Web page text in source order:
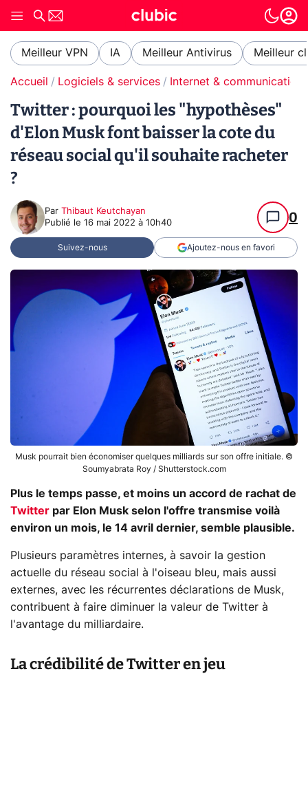
Meilleur VPN IA Meilleur Antivirus Meilleur
Accueil Logiciels & services Internet & communication
Twitter : pourquoi les "hypothèses"
d'Elon Musk font baisser la cote du
réseau social qu'il souhaite racheter
?
Par Thibaut Keutchayan
Publié le 16 mai 2022 à 10h40 0
Suivez-nous Ajoutez-nous en favori
Musk pourrait bien économiser quelques milliards sur son offre initiale. ©
Soumyabrata Roy / Shutterstock.com
Plus le temps passe, et moins un accord de rachat de
Twitter par Elon Musk selon l'offre transmise voilà
environ un mois, le 14 avril dernier, semble plausible.
Plusieurs paramètres internes, à savoir la gestion
actuelle du réseau social à l'oiseau bleu, mais aussi
externes, avec les récurrentes déclarations de Musk,
contribuent à faire diminuer la valeur de Twitter à
l'avantage du milliardaire.
La crédibilité de Twitter en jeu